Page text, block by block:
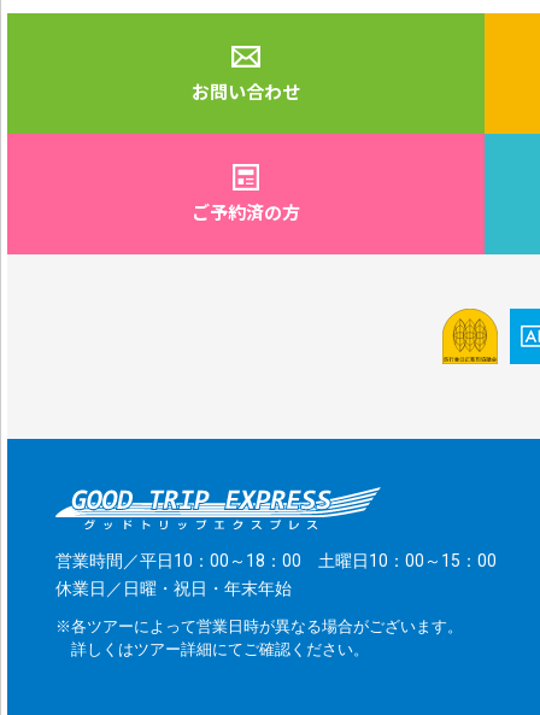
お問い合わせ
ご予約済の方
営業時間／平日10：00～18：00 土曜日10：00～15：00
休業日／日曜・祝日・年末年始
※各ツアーによって営業日時が異なる場合がございます。
詳しくはツアー詳細にてご確認ください。